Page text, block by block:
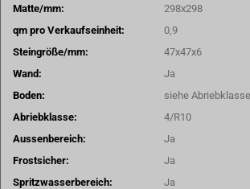
Matte/mm:
298x298
qm pro Verkaufseinheit:
0,9
Steingröße/mm:
47x47x6
Wand:
Ja
Boden:
siehe Abriebklasse
Abriebklasse:
4/R10
Aussenbereich:
Ja
Frostsicher:
Ja
Spritzwasserbereich:
Ja